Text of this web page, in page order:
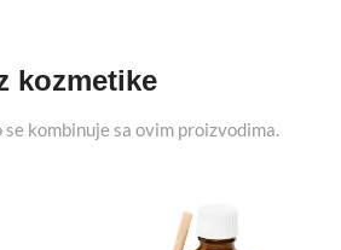
kozmetike
kombinuje sa ovim proizvodima.